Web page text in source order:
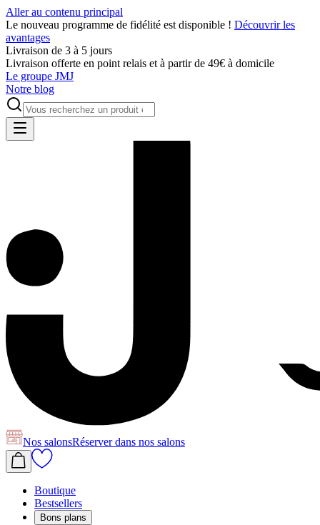
Aller au contenu principal
Le nouveau programme de fidélité est disponible ! Découvrir les
avantages
Livraison de 3 à 5 jours
Livraison offerte en point relais et à partir de 49€ à domicile
Le groupe JMJ
Notre blog
Nos salonsRéserverdans nos salons
Boutique
Bestsellers
Bons plans